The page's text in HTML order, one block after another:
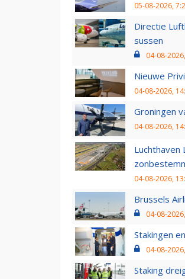
05-08-2026,
Directie
sussen
04-08-
Nieuwe
04-08-2026,
Groningen
04-08-2026,
Luchthaven
04-08-2026,
Brussels
04-08-
Stakingen
04-08-
Staking